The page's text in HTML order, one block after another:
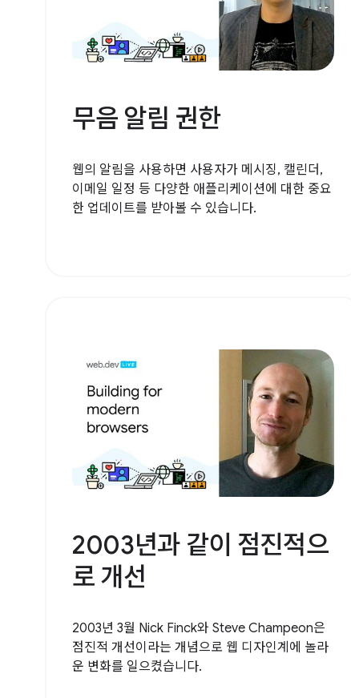
무음 알림 권한
웹의 알림을 사용하면 사용자가 메시징, 캘린더,
이메일 일정 등 다양한 애플리케이션에 대한 중요
한 업데이트를 받아볼 수 있습니다.
2003년과 같이 점진적으
로 개선
2003년 3월 Nick Finck와 Steve Champeon은
점진적 개선이라는 개념으로 웹 디자인계에 놀라
운 변화를 일으켰습니다.